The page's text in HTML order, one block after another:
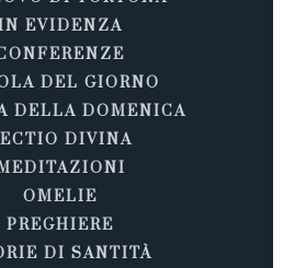
EVIDENZA
DEL GIORNO
DELLA DOMENICA
DIVINA
OMELIE
PREGHIERE
DI SANTITÀ